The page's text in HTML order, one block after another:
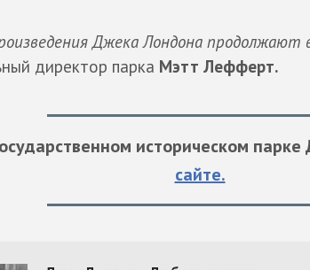
Джека Лондона продолжают
директор парка Мэтт Лефферт.
историческом
сайте.